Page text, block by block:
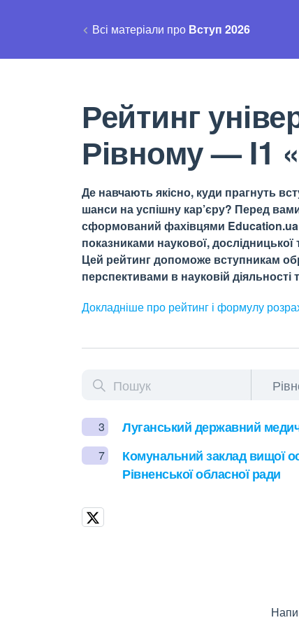
Всі матеріали про Вступ 2026
Рейтинг
Рівному — I1
Де навчають якісно, куди прагнуть
шанси на успішну кар’єру? Перед
сформований фахівцями Education.ua
показниками наукової, дослідницької
Цей рейтинг допоможе вступникам
перспективами в науковій діяльності
Докладніше про рейтинг і формулу
3 Луганський державний
7
Комунальний заклад вищої
Рівненської обласної ради